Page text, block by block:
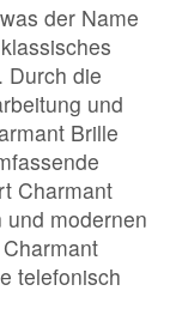
der Name
Durch die
und
Brille
Charmant
modernen
telefonisch